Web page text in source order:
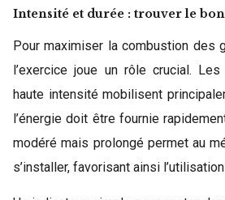
Intensité et durée : trouver le
Pour maximiser la combustion des
l’exercice joue un rôle crucial.
haute intensité mobilisent
l’énergie doit être fournie
modéré mais prolongé permet au
s’installer, favorisant ainsi